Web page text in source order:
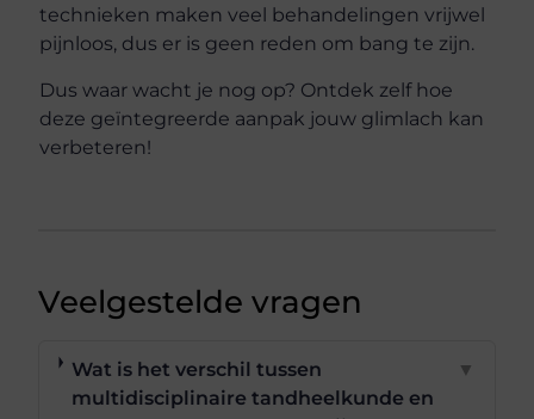
technieken maken veel behandelingen vrijwel
pijnloos, dus er is geen reden om bang te zijn.
Dus waar wacht je nog op? Ontdek zelf hoe
deze geïntegreerde aanpak jouw glimlach kan
verbeteren!
Veelgestelde vragen
Wat is het verschil tussen
multidisciplinaire tandheelkunde en
▼